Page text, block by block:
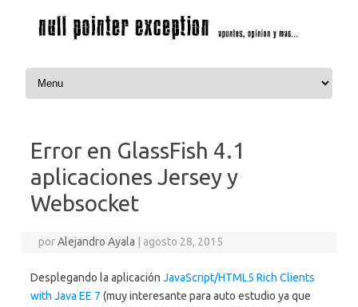
Saltar al contenido
Error en GlassFish 4.1
aplicaciones Jersey y
Websocket
porAlejandro Ayala agosto 28, 2015
Desplegando la aplicación JavaScript/HTML5 Rich Clients
with Java EE 7 (muy interesante para auto estudio ya que